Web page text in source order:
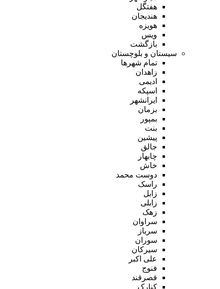
هفتگل
هندیجان
هویزه
ویس
بازگشت
سیستان و بلوچستان
تمام شهر‌ها
زاهدان
ادیمی
اسپکه
ایرانشهر
بزمان
بمپور
بنت
پیشین
جالق
چابهار
خاش
دوست محمد
راسک
زابل
زابلی
زهک
سراوان
سرباز
سوران
سیرکان
علی اکبر
فنوج
قصرقند
کنارک